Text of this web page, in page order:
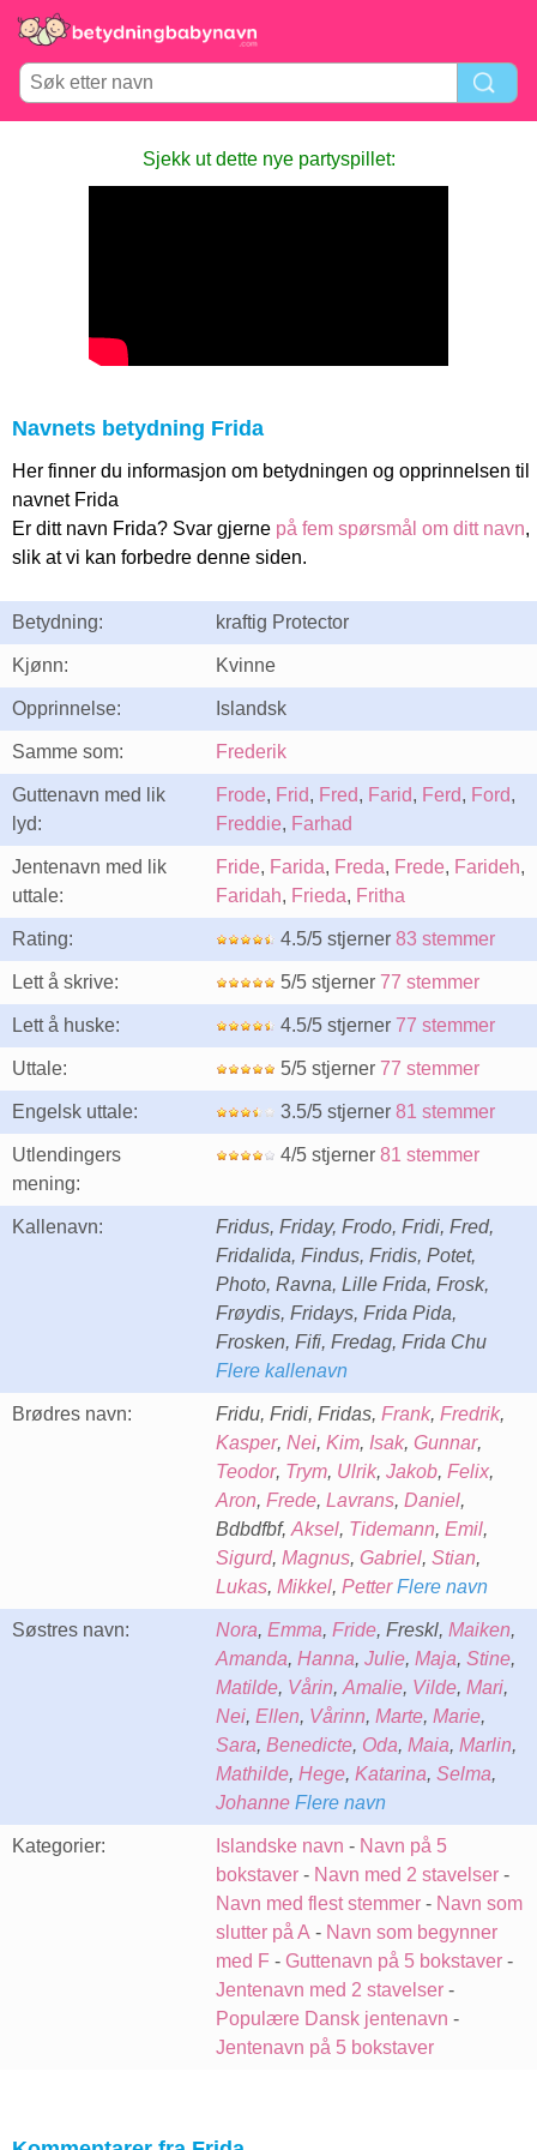
Sjekk ut dette nye partyspillet:
Navnets betydning Frida
Her finner du informasjon om betydningen og opprinnelsen til
navnet Frida
Er ditt navn Frida? Svar gjerne på fem spørsmål om ditt navn,
slik at vi kan forbedre denne siden.
Betydning: kraftig Protector
Kjønn: Kvinne
Opprinnelse: Islandsk
Samme som: Frederik
Guttenavn med lik
lyd:
Frode, Frid, Fred, Farid, Ferd, Ford,
Freddie, Farhad
Jentenavn med lik
uttale:
Fride, Farida, Freda, Frede, Farideh,
Faridah, Frieda, Fritha
Rating: 4.5/5 stjerner 83 stemmer
Lett å skrive: 5/5 stjerner 77 stemmer
Lett å huske: 4.5/5 stjerner 77 stemmer
Uttale: 5/5 stjerner 77 stemmer
Engelsk uttale: 3.5/5 stjerner 81 stemmer
Utlendingers
mening:
4/5 stjerner 81 stemmer
Kallenavn:
Fridus, Friday, Frodo, Fridi, Fred,
Fridalida, Findus, Fridis, Potet,
Photo, Ravna, Lille Frida, Frosk,
Frøydis, Fridays, Frida Pida,
Frosken, Fifi, Fredag, Frida Chu
Flere kallenavn
Brødres navn: Fridu, Fridi, Fridas, Frank, Fredrik,
Kasper, Nei, Kim, Isak, Gunnar,
Teodor, Trym, Ulrik, Jakob, Felix,
Aron, Frede, Lavrans, Daniel,
Bdbdfbf, Aksel, Tidemann, Emil,
Sigurd, Magnus, Gabriel, Stian,
Lukas, Mikkel, Petter Flere navn
Søstres navn: Nora, Emma, Fride, Freskl, Maiken,
Amanda, Hanna, Julie, Maja, Stine,
Matilde, Vårin, Amalie, Vilde, Mari,
Nei, Ellen, Vårinn, Marte, Marie,
Sara, Benedicte, Oda, Maia, Marlin,
Mathilde, Hege, Katarina, Selma,
Johanne Flere navn
Kategorier: Islandske navn - Navn på 5
bokstaver - Navn med 2 stavelser -
Navn med flest stemmer - Navn som
slutter på A - Navn som begynner
med F - Guttenavn på 5 bokstaver -
Jentenavn med 2 stavelser -
Populære Dansk jentenavn -
Jentenavn på 5 bokstaver